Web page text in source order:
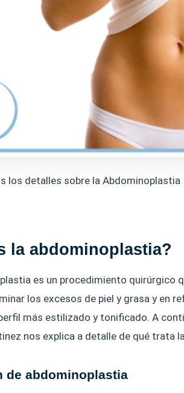
los detalles sobre la Abdominoplastia
la abdominoplastia?
es un procedimiento quirúrgico
los excesos de piel y grasa y en
más estilizado y tonificado. A
nos explica a detalle de qué trata
de abdominoplastia